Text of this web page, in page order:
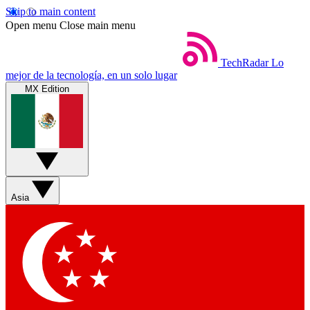
Skip to main content
Open menu Close main menu
TechRadar Lo
mejor de la tecnología, en un solo lugar
MX Edition
Asia